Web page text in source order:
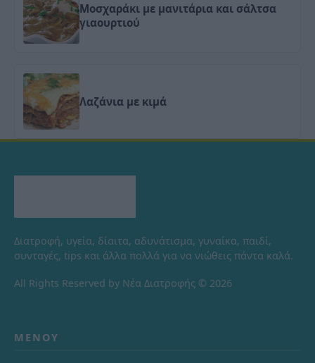
Μοσχαράκι με μανιτάρια και σάλτσα
γιαουρτιού
Λαζάνια με κιμά
Διατροφή, υγεία, δίαιτα, αδυνάτισμα, γυναίκα, παιδί,
συνταγές, tips και άλλα πολλά για να νιώθεις πάντα καλά.
All Rights Reserved by Νέα Διατροφής © 2026
ΜΕΝΟΎ